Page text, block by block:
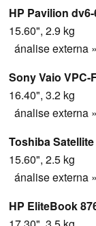
HP Pavilion
15.60", 2.9 kg
ánalise externa »
Sony Vaio VPC-
16.40", 3.2 kg
ánalise externa »
Toshiba
15.60", 2.5 kg
ánalise externa »
HP EliteBook